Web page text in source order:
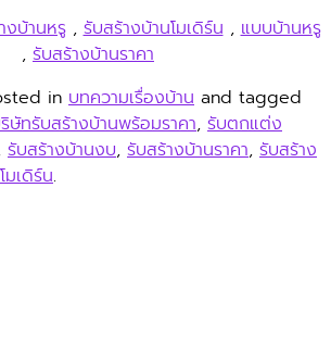
งบ้านหรู,รับสร้างบ้านโมเดิร์น,แบบบ้านหรู
, รับสร้างบ้านราคา
in บทความเรื่องบ้าน and tagged
ษัทรับสร้างบ้านพร้อมราคา, รับตกแต่ง
รับสร้างบ้านงบ, รับสร้างบ้านราคา, รับสร้าง
มเดิร์น.